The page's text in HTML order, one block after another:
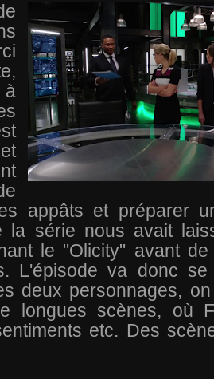
à
appâts et préparer
la série nous avait
le "Olicity" avant
L'épisode va donc
deux personnages,
longues scènes, où
etc. Des